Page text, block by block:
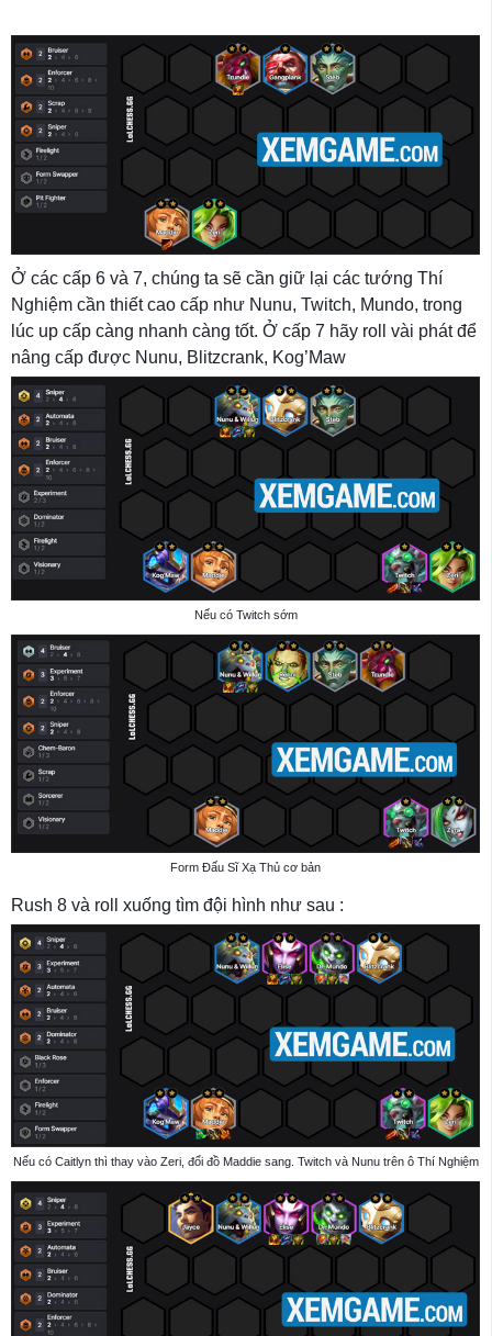
Ở các cấp 6 và 7, chúng ta sẽ cần giữ lại các tướng Thí
Nghiệm cần thiết cao cấp như Nunu, Twitch, Mundo, trong
lúc up cấp càng nhanh càng tốt. Ở cấp 7 hãy roll vài phát để
nâng cấp được Nunu, Blitzcrank, Kog’Maw
Nếu có Twitch sớm
Form Đấu Sĩ Xạ Thủ cơ bản
Rush 8 và roll xuống tìm đội hình như sau :
Nếu có Caitlyn thì thay vào Zeri, đổi đồ Maddie sang. Twitch và Nunu trên ô Thí Nghiệm